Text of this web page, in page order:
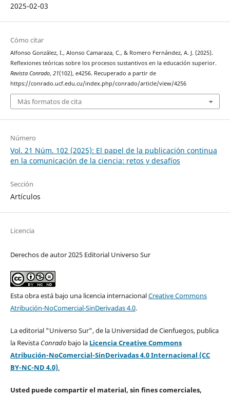
2025-02-03
Cómo citar
Alfonso González, I., Alonso Camaraza, C., & Romero Fernández, A. J. (2025).
Reflexiones teóricas sobre los procesos sustantivos en la educación superior.
Revista Conrado, 21(102), e4256. Recuperado a partir de
https://conrado.ucf.edu.cu/index.php/conrado/article/view/4256
Más formatos de cita
Número
Vol. 21 Núm. 102 (2025): El papel de la publicación continua
en la comunicación de la ciencia: retos y desafíos
Sección
Artículos
Licencia
Derechos de autor 2025 Editorial Universo Sur
Esta obra está bajo una licencia internacionalCreative Commons
Atribución-NoComercial-SinDerivadas 4.0.
La editorial "Universo Sur", de la Universidad de Cienfuegos, publica
la Revista Conradobajo la Licencia Creative Commons
Atribución-NoComercial-SinDerivadas 4.0 Internacional (CC
BY-NC-ND 4.0).
Usted puede compartir el material, sin fines comerciales,